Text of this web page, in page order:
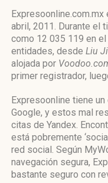
abril, 2011. Durante el
como 12 035 119 en
entidades, desde Liu
alojada por
primer registrador,
Expresoonline tiene
Google, y estos mal
citas de Yandex.
está pobremente
red social. Según
navegación segura,
bastante seguro con